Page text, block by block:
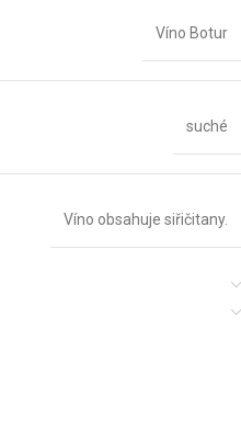
Víno Botur
suché
Víno obsahuje siřičitany.